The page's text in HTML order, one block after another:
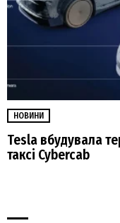
НОВИНИ
Tesla вбудувала
таксі Cybercab